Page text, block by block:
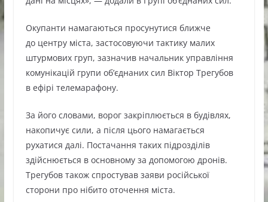
Окупанти намагаються просунутися ближче
до центру міста, застосовуючи тактику малих
штурмових груп, зазначив начальник управління
комунікацій групи об’єднаних сил Віктор Трегубов
в ефірі телемарафону.
За його словами, ворог закріплюється в будівлях,
накопичує сили, а після цього намагається
рухатися далі. Постачання таких підрозділів
здійснюється в основному за допомогою дронів.
Трегубов також спростував заяви російської
сторони про нібито оточення міста.